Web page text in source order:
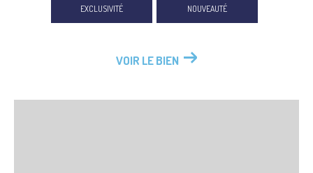
EXCLUSIVITÉ NOUVEAUTÉ
VOIR LE BIEN